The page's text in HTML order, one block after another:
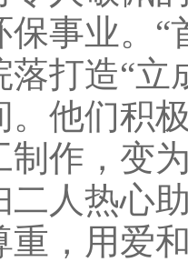
保事业。“
落打造“
。他们积
制作，变
二人热心
重，用爱